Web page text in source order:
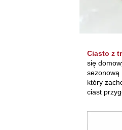
Ciasto z
się
sezonową
który
ciast